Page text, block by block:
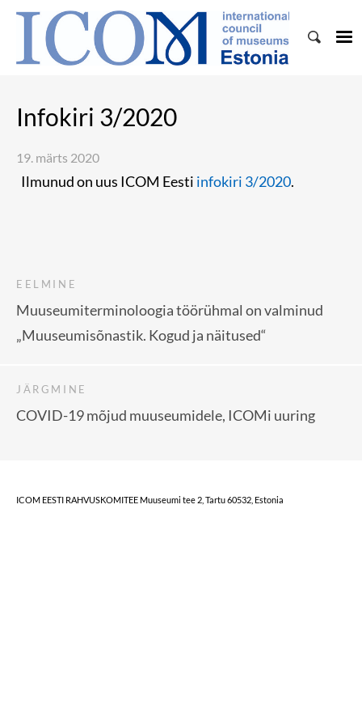
Infokiri 3/2020
19. märts 2020
Ilmunud on uus ICOM Eesti infokiri 3/2020.
EELMINE
Muuseumiterminoloogia töörühmal on valminud
„Muuseumisõnastik. Kogud ja näitused“
JÄRGMINE
COVID-19 mõjud muuseumidele, ICOMi uuring
ICOM EESTI RAHVUSKOMITEE Muuseumi tee 2, Tartu 60532, Estonia